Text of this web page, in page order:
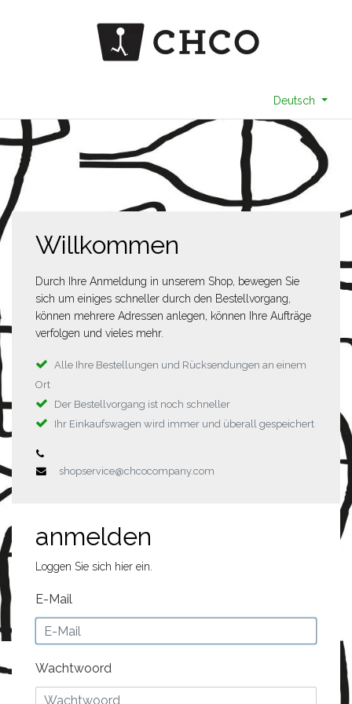
Deutsch
Willkommen
Durch Ihre Anmeldung in unserem Shop, bewegen Sie
sich um einiges schneller durch den Bestellvorgang,
können mehrere Adressen anlegen, können Ihre Aufträge
verfolgen und vieles mehr.
Alle Ihre Bestellungen und Rücksendungen an einem
Ort
Der Bestellvorgang ist noch schneller
Ihr Einkaufswagen wird immer und überall gespeichert
shopservice@chcocompany.com
anmelden
Loggen Sie sich hier ein.
E-Mail
Wachtwoord